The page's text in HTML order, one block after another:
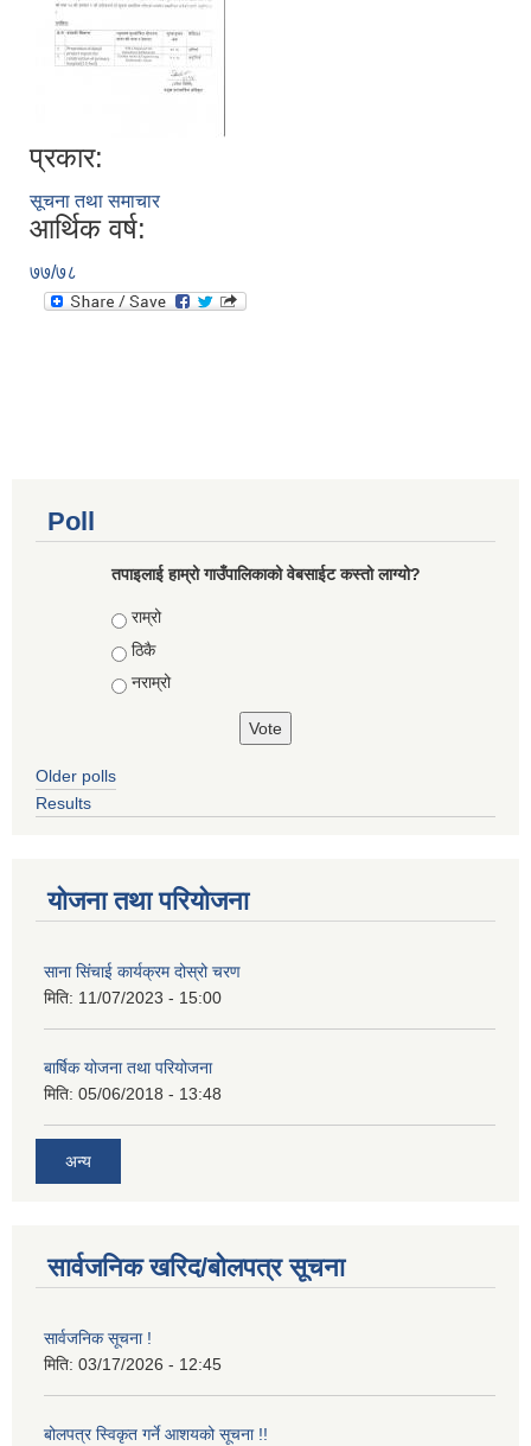
प्रकार:
सूचना तथा समाचार
आर्थिक वर्ष:
७७/७८
Poll
तपाइलाई हाम्रो गाउँपालिकाको वेबसाईट कस्तो लाग्यो?
Choices
राम्रो
ठिकै
नराम्रो
Older polls
Results
योजना तथा परियोजना
साना सिंचाई कार्यक्रम दोस्रो चरण
मिति: 11/07/2023 - 15:00
बार्षिक योजना तथा परियोजना
मिति: 05/06/2018 - 13:48
अन्य
सार्वजनिक खरिद/बोलपत्र सूचना
सार्वजनिक सूचना !
मिति: 03/17/2026 - 12:45
बोलपत्र स्विकृत गर्ने आशयको सूचना !!